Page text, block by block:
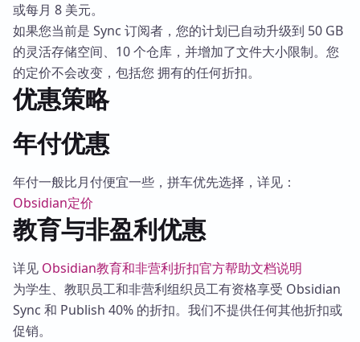
或每月 8 美元。
如果您当前是 Sync 订阅者，您的计划已自动升级到 50 GB
的灵活存储空间、10 个仓库，并增加了文件大小限制。您
的定价不会改变，包括您 拥有的任何折扣。
优惠策略
年付优惠
年付一般比月付便宜一些，拼车优先选择，详见：
Obsidian定价
教育与非盈利优惠
详见 Obsidian教育和非营利折扣官方帮助文档说明
为学生、教职员工和非营利组织员工有资格享受 Obsidian
Sync 和 Publish 40% 的折扣。我们不提供任何其他折扣或
促销。